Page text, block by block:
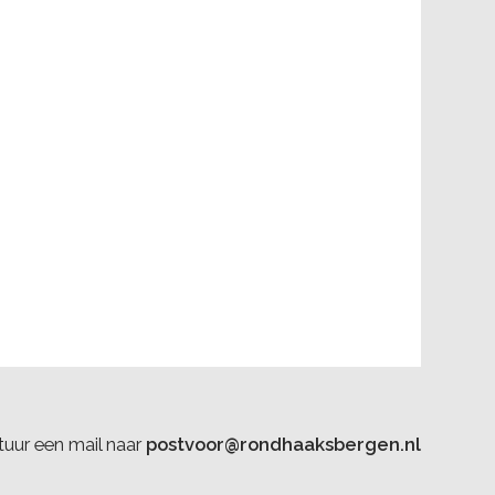
een mail naar postvoor@rondhaaksbergen.nl